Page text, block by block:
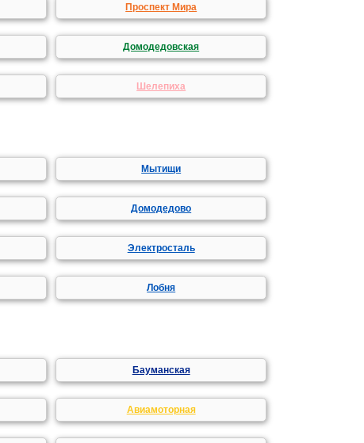
Проспект Мира
Домодедовская
Шелепиха
Мытищи
Домодедово
Электросталь
Лобня
Бауманская
Авиамоторная